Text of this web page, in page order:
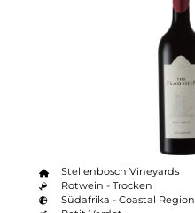
Stellenbosch Vineyards
Rotwein - Trocken
Südafrika - Coastal Region